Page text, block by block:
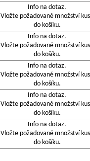
Info na dotaz.
Vložte požadované množství
do košíku.
Info na dotaz.
Vložte požadované množství
do košíku.
Info na dotaz.
Vložte požadované množství
do košíku.
Info na dotaz.
Vložte požadované množství
do košíku.
Info na dotaz.
Vložte požadované množství
do košíku.